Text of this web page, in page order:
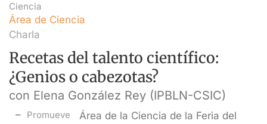
Ciencia
Área de Ciencia
Charla
Recetas del talento científico:
¿Genios o cabezotas?
con Elena González Rey (IPBLN-CSIC)
Promueve
Área de la Ciencia de la Feria del